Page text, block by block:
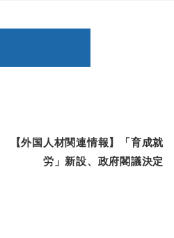
【外国人材関連情報】「育成就
労」新設、政府閣議決定